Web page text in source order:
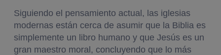
Siguiendo el pensamiento actual, las iglesias
modernas están cerca de asumir que la Biblia es
simplemente un libro humano y que Jesús es un
gran maestro moral, concluyendo que lo más